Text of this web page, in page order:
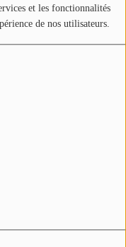
et les fonctionnalités
de nos utilisateurs.